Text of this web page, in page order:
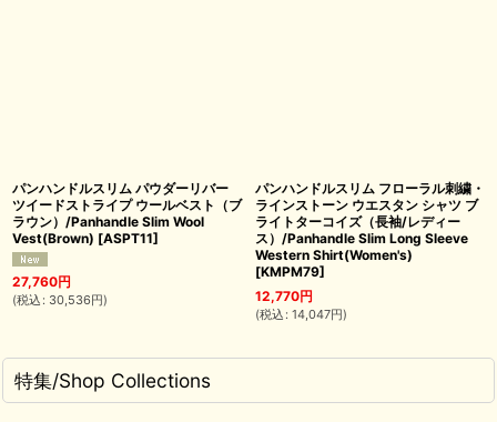
パンハンドルスリム パウダーリバー
ツイードストライプ ウールベスト（ブ
ラウン）/Panhandle Slim Wool
Vest(Brown) [ASPT11]
27,760円
(税込 : 30,536円)
パンハンドルスリム フローラル刺繍・
ラインストーン ウエスタン シャツ ブ
ライトターコイズ（長袖/レディー
ス）/Panhandle Slim Long Sleeve
Western Shirt(Women's)
[KMPM79]
12,770円
(税込 : 14,047円)
特集/Shop Collections